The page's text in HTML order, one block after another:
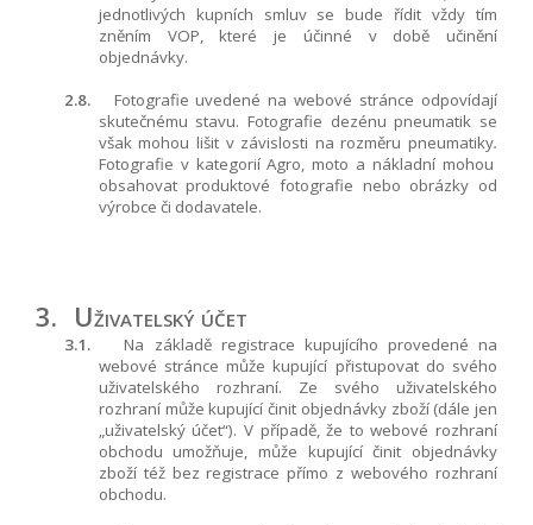
jednotlivých kupních smluv se bude řídit vždy tím
zněním VOP, které je účinné v době učinění
objednávky.
2.8.
Fotografie uvedené na webové stránce odpovídají
skutečnému stavu. Fotografie dezénu pneumatik se
však mohou lišit v závislosti na rozměru pneumatiky.
Fotografie v kategorií Agro, moto a nákladní mohou
obsahovat produktové fotografie nebo obrázky od
výrobce či dodavatele.
3. Uživatelský účet
3.1.
Na základě registrace kupujícího provedené na
webové stránce může kupující přistupovat do svého
uživatelského rozhraní. Ze svého uživatelského
rozhraní může kupující činit objednávky zboží (dále jen
„uživatelský účet“). V případě, že to webové rozhraní
obchodu umožňuje, může kupující činit objednávky
zboží též bez registrace přímo z webového rozhraní
obchodu.